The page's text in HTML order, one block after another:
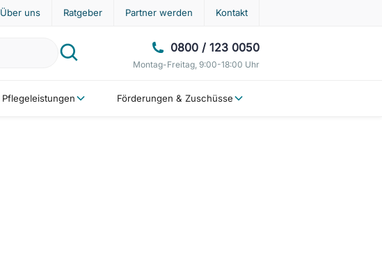
Über uns Ratgeber Partner werden Kontakt
0800 / 123 0050
Montag-Freitag, 9:00-18:00 Uhr
Pflegeleistungen Förderungen & Zuschüsse